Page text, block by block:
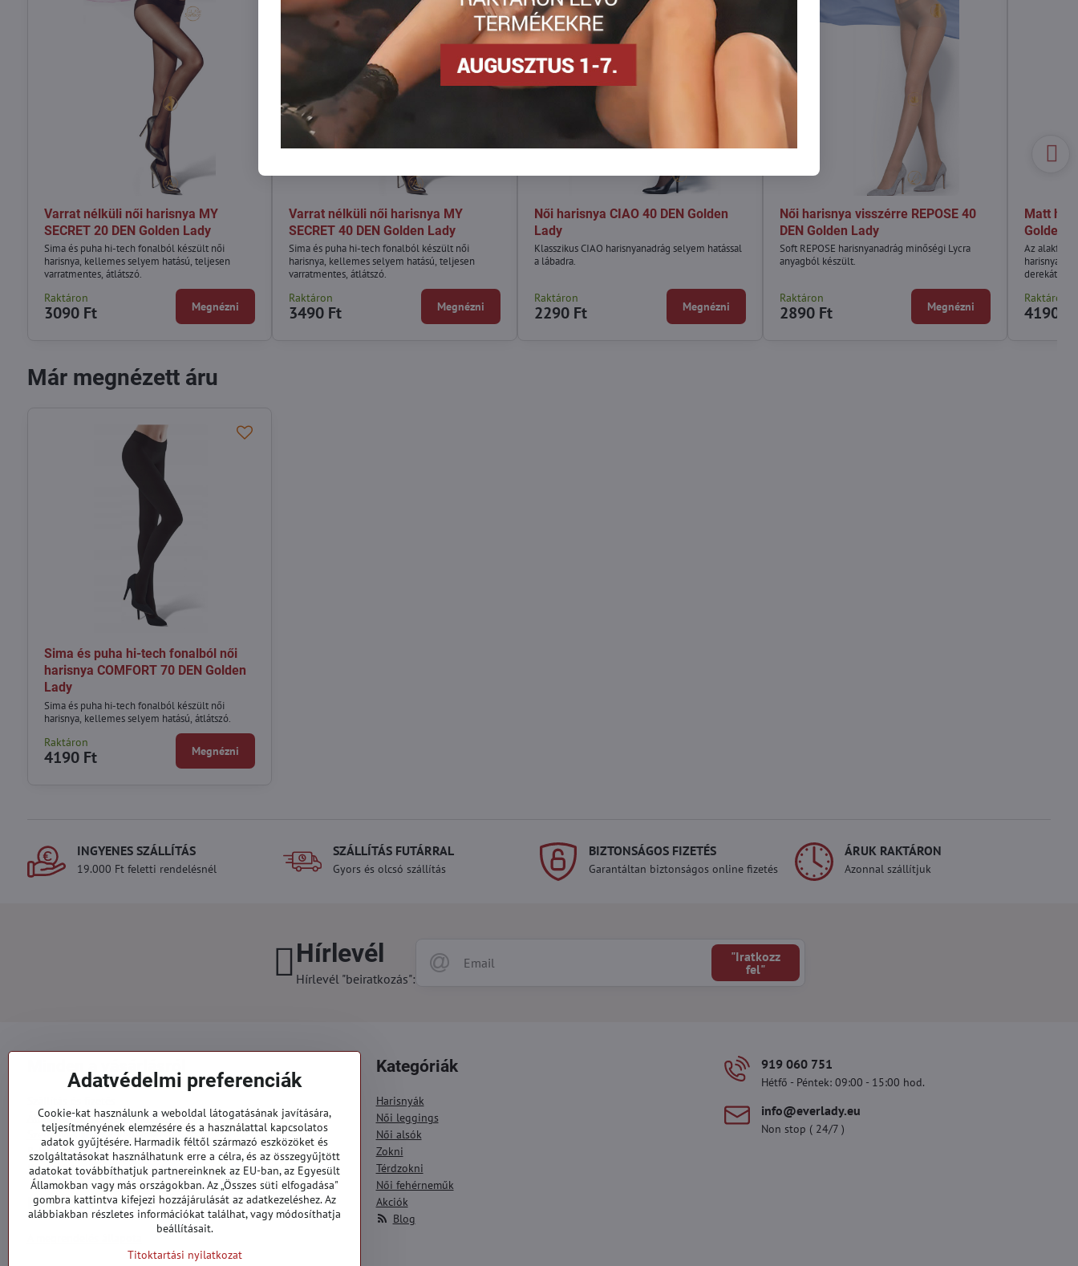
Varrat nélküli női harisnya MY
SECRET 20 DEN Golden Lady
Sima és puha hi-tech fonalból készült női
harisnya, kellemes selyem hatású, teljesen
varratmentes, átlátszó.
Raktáron
3090 Ft Megnézni
Varrat nélküli női harisnya MY
SECRET 40 DEN Golden Lady
Sima és puha hi-tech fonalból készült női
harisnya, kellemes selyem hatású, teljesen
varratmentes, átlátszó.
Raktáron
3490 Ft Megnézni
Női harisnya CIAO 40 DEN Golden
Lady
Klasszikus CIAO harisnyanadrág selyem hatással
a lábadra.
Raktáron
2290 Ft Megnézni
Női harisnya visszérre REPOSE 40
DEN Golden Lady
Soft REPOSE harisnyanadrág minőségi Lycra
anyagból készült.
Raktáron
2890 Ft Megnézni
Matt
Golden
Az
harisnya
derekát.
Raktáron
4190 Ft
Már megnézett áru
Sima és puha hi-tech fonalból női
harisnya COMFORT 70 DEN Golden
Lady
Sima és puha hi-tech fonalból készült női
harisnya, kellemes selyem hatású, átlátszó.
Raktáron
4190 Ft Megnézni
INGYENES SZÁLLÍTÁS
19.000 Ft feletti rendelésnél
SZÁLLÍTÁS FUTÁRRAL
Gyors és olcsó szállítás
BIZTONSÁGOS FIZETÉS
Garantáltan biztonságos online fizetés
ÁRUK RAKTÁRON
Azonnal szállítjuk
Hírlevél
Hírlevél "beiratkozás":
"Iratkozz
fel"
Általános szerződési feltételek
Személyes adatok védelme
Reklamációs űrlap
Kapcsolatt
Megrendelések
Kategóriák
Harisnyák
Női leggings
Női alsók
Zokni
Térdzokni
Női fehérneműk
Akciók
Blog
919 060 751
Hétfő - Péntek: 09:00 - 15:00 hod.
info​@everlady​.eu
Non stop ( 24/7 )
Adatvédelmi preferenciák
Cookie-kat használunk a weboldal látogatásának javítására,
teljesítményének elemzésére és a használattal kapcsolatos
adatok gyűjtésére. Harmadik féltől származó eszközöket és
szolgáltatásokat használhatunk erre a célra, és az összegyűjtött
adatokat továbbíthatjuk partnereinknek az EU-ban, az Egyesült
Államokban vagy más országokban. Az „Összes süti elfogadása"
gombra kattintva kifejezi hozzájárulását az adatkezeléshez. Az
alábbiakban részletes információkat találhat, vagy módosíthatja
beállításait.
Titoktartási nyilatkozat